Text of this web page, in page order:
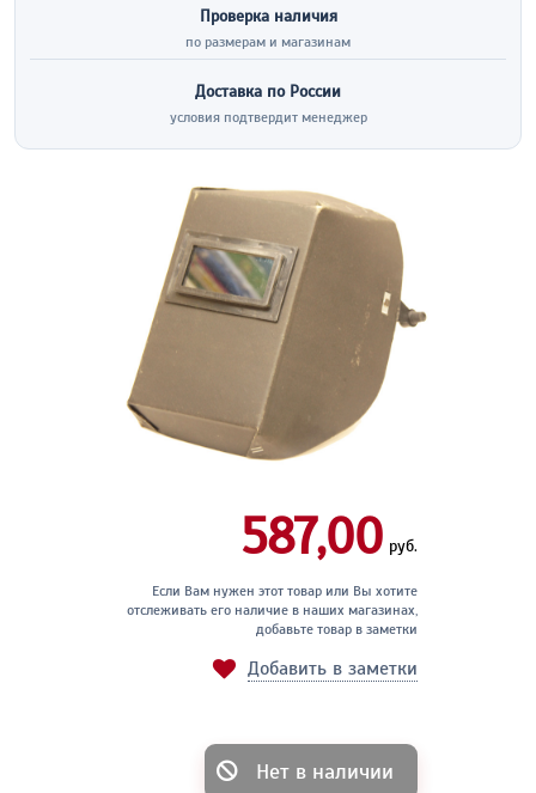
Проверка наличия
по размерам и магазинам
Доставка по России
условия подтвердит менеджер
587,00 руб.
Если Вам нужен этот товар или Вы хотите
отслеживать его наличие в наших магазинах,
добавьте товар в заметки
Добавить в заметки
Нет в наличии